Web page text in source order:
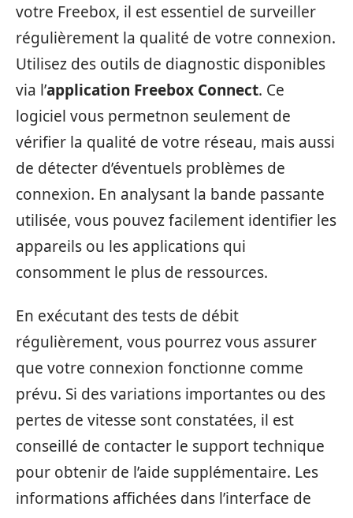
votre Freebox, il est essentiel de surveiller
régulièrement la qualité de votre connexion.
Utilisez des outils de diagnostic disponibles
via l’application Freebox Connect. Ce
logiciel vous permetnon seulement de
vérifier la qualité de votre réseau, mais aussi
de détecter d’éventuels problèmes de
connexion. En analysant la bande passante
utilisée, vous pouvez facilement identifier les
appareils ou les applications qui
consomment le plus de ressources.
En exécutant des tests de débit
régulièrement, vous pourrez vous assurer
que votre connexion fonctionne comme
prévu. Si des variations importantes ou des
pertes de vitesse sont constatées, il est
conseillé de contacter le support technique
pour obtenir de l’aide supplémentaire. Les
informations affichées dans l’interface de